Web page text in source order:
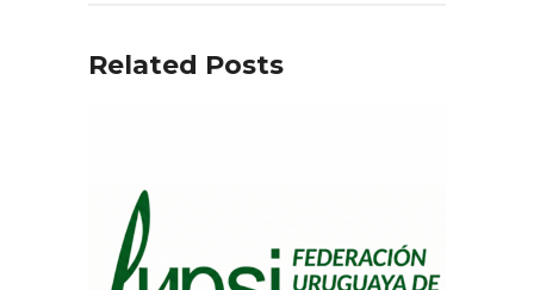
Related Posts